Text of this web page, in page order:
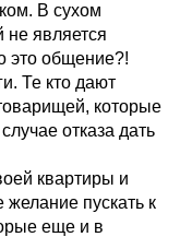
В сухом
не является
это общение?!
Те кто дают
которые
отказа дать
квартиры и
желание пускать к
еще и в